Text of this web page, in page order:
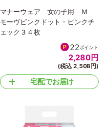
マナーウェア 女の子用 Ｍ
モーヴピンクドット・ピンクチ
ェック３４枚
22ポイント
2,280円
(税込 2,508円)
宅配でお届け